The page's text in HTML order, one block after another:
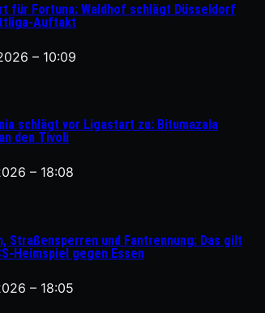
für Fortuna: Waldhof schlägt Düsseldorf
Auftakt
– 10:09
schlägt vor Ligastart zu: Bitumazala
den Tivoli
– 18:08
Straßensperren und Fantrennung: Das gilt
Heimspiel gegen Essen
– 18:05